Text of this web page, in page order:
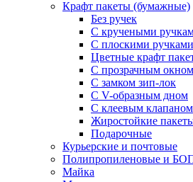
Крафт пакеты (бумажные)
Без ручек
С кручеными
С плоскими ручками
Цветные крафт
С прозрачным окном
С замком зип-лок
С V-образным дном
С клеевым клапаном
Жиростойкие
Подарочные
Курьерские и почтовые
Полипропиленовые и
Майка